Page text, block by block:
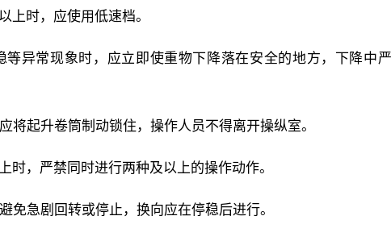
上时，应使用低速档。
异常现象时，应立即使重物下降落在安全的地方，下降中
将起升卷筒制动锁住，操作人员不得离开操纵室。
时，严禁同时进行两种及以上的操作动作。
免急剧回转或停止，换向应在停稳后进行。